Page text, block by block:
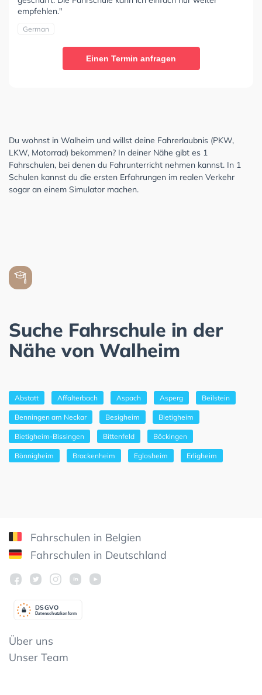
empfehlen."
German
Einen Termin anfragen
Du wohnst in Walheim und willst deine Fahrerlaubnis (PKW,
LKW, Motorrad) bekommen? In deiner Nähe gibt es 1
Fahrschulen, bei denen du Fahrunterricht nehmen kannst. In 1
Schulen kannst du die ersten Erfahrungen im realen Verkehr
sogar an einem Simulator machen.
Suche Fahrschule in der
Nähe von Walheim
Abstatt Affalterbach Aspach Asperg Beilstein
Benningen am Neckar Besigheim Bietigheim
Bietigheim-Bissingen Bittenfeld Böckingen
Bönnigheim Brackenheim Eglosheim Erligheim
Fahrschulen in Belgien
Fahrschulen in Deutschland
Datenschutzkonform
DSGVO
Über uns
Unser Team